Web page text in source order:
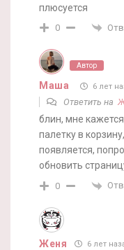
плюсуется
0
Автор
Маша 6 лет
Ответить на
блин, мне
палетку в
появляется,
обновить
0
Женя 6 лет